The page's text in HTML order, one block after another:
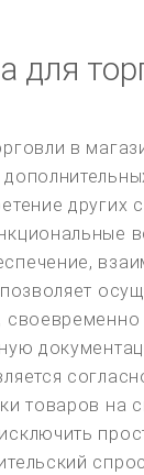
для
в
других
своевременно
товаров на